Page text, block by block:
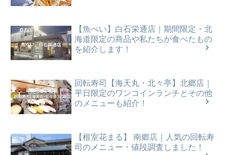
【魚べい】白石栄通店｜期間限定・北
海道限定の商品や私たちが食べたもの
を紹介します！
回転寿司【海天丸・北々亭】北郷店｜
平日限定のワンコインランチとその他
のメニューも紹介！
【根室花まる】 南郷店｜人気の回転寿
司のメニュー・値段調査しました！